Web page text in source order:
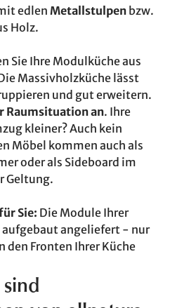
edlen Metallstulpen bzw.
Holz.
Sie Ihre Modulküche aus
Massivholzküche lässt
und gut erweitern.
Raumsituation an. Ihre
kleiner? Auch kein
Möbel kommen auch als
oder als Sideboard im
Geltung.
Sie: Die Module Ihrer
aufgebaut angeliefert - nur
den Fronten Ihrer Küche